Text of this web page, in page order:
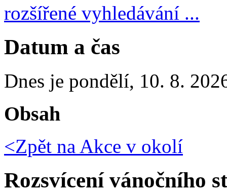
rozšířené vyhledávání ...
Datum a čas
Dnes je pondělí, 10. 8.
Obsah
<Zpět na Akce v okolí
Rozsvícení vánočního